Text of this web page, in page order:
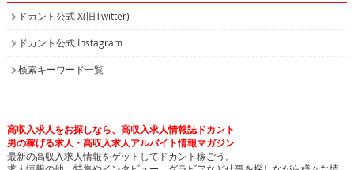
ドカント公式 X(旧Twitter)
ドカント公式 Instagram
検索キーワード一覧
高収入求人をお探しなら、高収入求人情報誌ドカント
男の稼げる求人・高収入求人アルバイト情報マガジン
最新の高収入求人情報をゲットしてドカント稼ごう。